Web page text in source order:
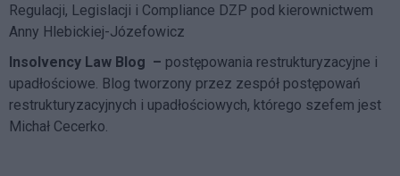
Regulacji, Legislacji i Compliance DZP pod kierownictwem
Anny Hlebickiej-Józefowicz
Insolvency Law Blog – postępowania restrukturyzacyjne i
upadłościowe. Blog tworzony przez zespół postępowań
restrukturyzacyjnych i upadłościowych, którego szefem jest
Michał Cecerko.